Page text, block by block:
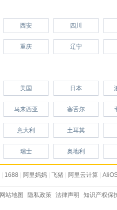
西安 四川
重庆 辽宁
美国 日本
马来西亚 塞舌尔
意大利 土耳其
瑞士 奥地利
1688 阿里妈妈 飞猪 阿里云计算
网站地图 隐私政策 法律声明 知识产权保